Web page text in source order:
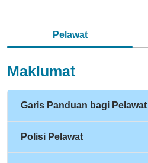
Pelawat
Maklumat
Garis Panduan bagi Pelawat
Polisi Pelawat